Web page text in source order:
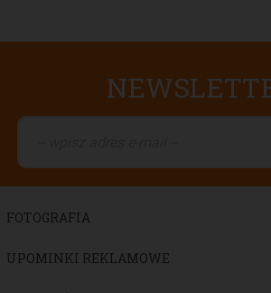
FOTOGRAFIA
UPOMINKI REKLAMOWE